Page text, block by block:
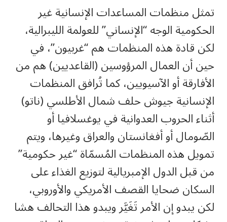
تمثل منظمات المساعدات الإنسانية غير
الحكومية الوجه “الإنساني” للعولمة الليبرالية،
لكن قادة هذه المنظمات هم “غربيون”، في
حين أن العمال المرؤوسين (القاعديين) هم من
الأفارقة أو الآسيويين، كما تُرافق المنظمات
الإنسانية جيوش حلف شمال الأطلسي (ناتو)
أثناء الحروب العدوانية في يوغسلافيا أو
الصّومال أو أفغانستان والعراق وغيرها، ويتم
تمويل هذه المنظمات المُسمّاة “غير حكومية”
من قبل الدول الإمبريالية لتوزيع الغذاء على
السكان ضحايا القصف الأمريكي والأوروبي،
لكن يبدو إن الأمر تَغَيَّر ويبدو هذا التحالف هشا